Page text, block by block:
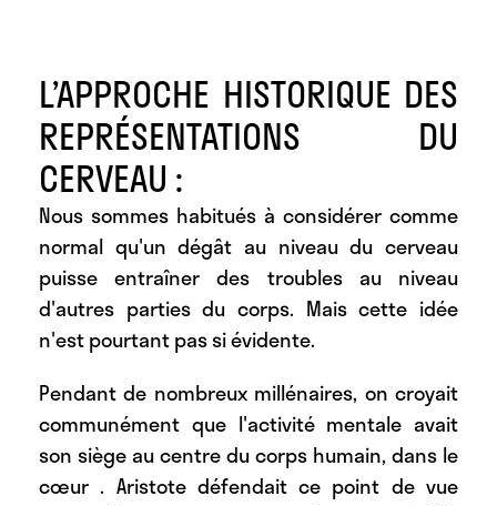
L’APPROCHE HISTORIQUE DES
REPRÉSENTATIONS DU
CERVEAU :
Nous sommes habitués à considérer comme
normal qu'un dégât au niveau du cerveau
puisse entraîner des troubles au niveau
d'autres parties du corps. Mais cette idée
n'est pourtant pas si évidente.
Pendant de nombreux millénaires, on croyait
communément que l'activité mentale avait
son siège au centre du corps humain, dans le
cœur . Aristote défendait ce point de vue